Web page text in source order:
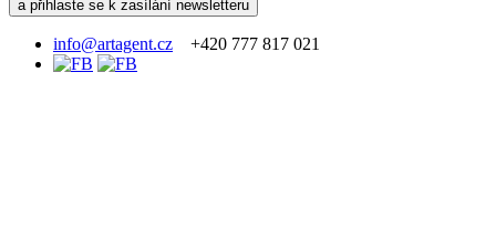
info@artagent.cz +420 777 817 021